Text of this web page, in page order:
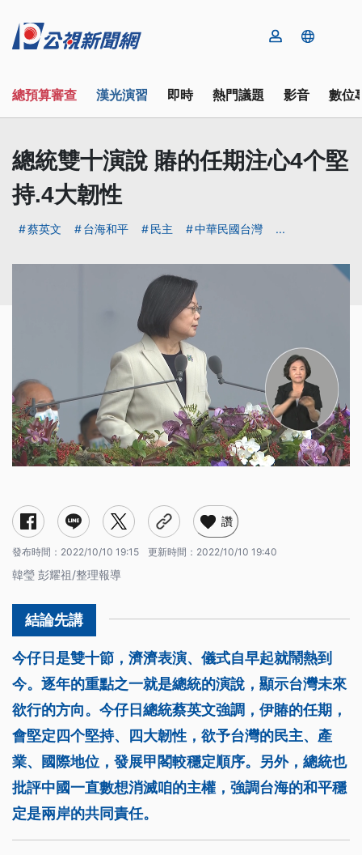
總預算審查 漢光演習 即時 熱門議題 影音 數位
總統雙十演說 賰的任期注心4个堅
持.4大韌性
蔡英文 台海和平 民主 中華民國台灣 ...
讚
發布時間： 2022/10/10 19:15 更新時間： 2022/10/10 19:40
韓瑩 彭耀祖/整理報導
今仔日是雙十節，濟濟表演、儀式自早起就鬧熱到
今。逐年的重點之一就是總統的演說，顯示台灣未來
欲行的方向。今仔日總統蔡英文強調，伊賰的任期，
會堅定四个堅持、四大韌性，欲予台灣的民主、產
業、國際地位，發展甲閣較穩定順序。另外，總統也
批評中國一直數想消滅咱的主權，強調台海的和平穩
定是兩岸的共同責任。